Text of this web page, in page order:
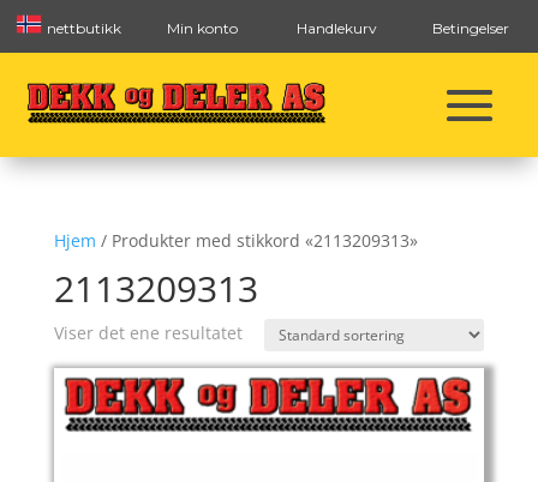
nettbutikk Min konto Handlekurv Betingelser
Hjem / Produkter med stikkord «2113209313»
2113209313
Viser det ene resultatet